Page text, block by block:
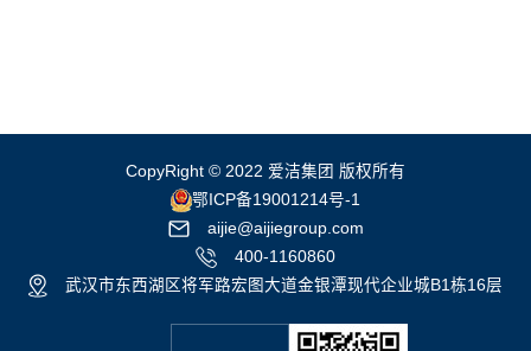
CopyRight © 2022 爱洁集团 版权所有
鄂ICP备19001214号-1
aijie@aijiegroup.com
400-1160860
武汉市东西湖区将军路宏图大道金银潭现代企业城B1栋16层